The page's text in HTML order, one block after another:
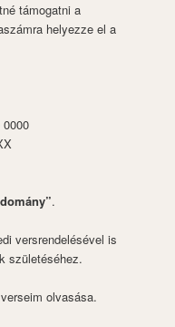
támogatni a
helyezze el a
0000
.
versrendelésével is
születéséhez.
olvasása.